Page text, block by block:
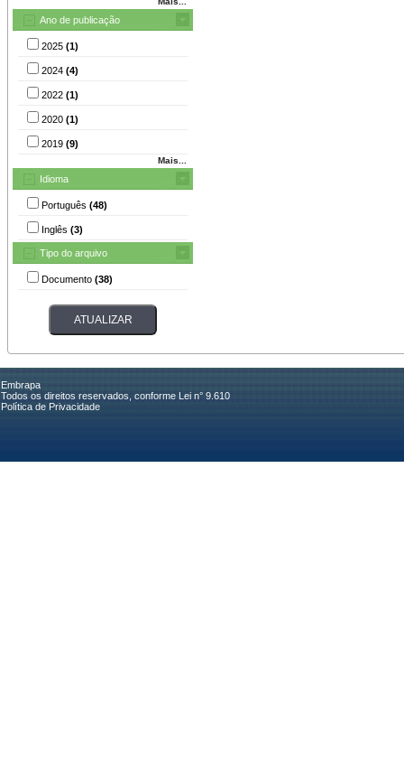
Ano de publicação
2025 (1)
2024 (4)
2022 (1)
2020 (1)
2019 (9)
Mais...
Idioma
Português (48)
Inglês (3)
Tipo do arquivo
Documento (38)
Embrapa
Todos os direitos reservados, conforme Lei n° 9.610
Política de Privacidade